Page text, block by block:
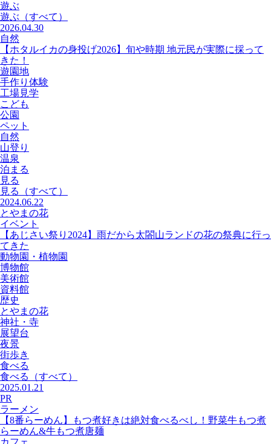
遊ぶ
遊ぶ （すべて）
2026.04.30
自然
【ホタルイカの身投げ2026】旬や時期 地元民が実際に採って
きた！
遊園地
手作り体験
工場見学
こども
公園
ペット
自然
山登り
温泉
泊まる
見る
見る
（すべて）
2024.06.22
とやまの花
イベント
【あじさい祭り2024】雨だから太閤山ランドの花の祭典に行っ
てきた
動物園・植物園
博物館
美術館
資料館
歴史
とやまの花
神社・寺
展望台
夜景
街歩き
食べる
食べる
（すべて）
2025.01.21
PR
ラーメン
【8番らーめん】もつ煮好きは絶対食べるべし！野菜牛もつ煮
らーめん&牛もつ煮唐麺
カフェ